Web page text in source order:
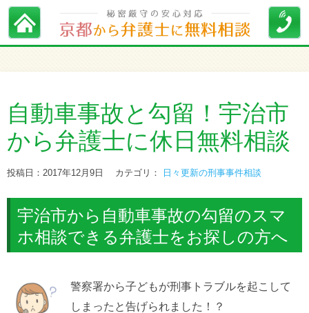
自動車事故と勾留！宇治市
から弁護士に休日無料相談
投稿日：2017年12月9日 カテゴリ： 日々更新の刑事事件相談
宇治市から自動車事故の勾留のスマ
ホ相談できる弁護士をお探しの方へ
警察署から子どもが刑事トラブルを起こして
しまったと告げられました！？